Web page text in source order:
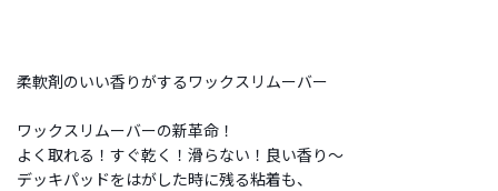
柔軟剤のいい香りがするワックスリムーバー
ワックスリムーバーの新革命！
よく取れる！すぐ乾く！滑らない！良い香り～
デッキパッドをはがした時に残る粘着も、